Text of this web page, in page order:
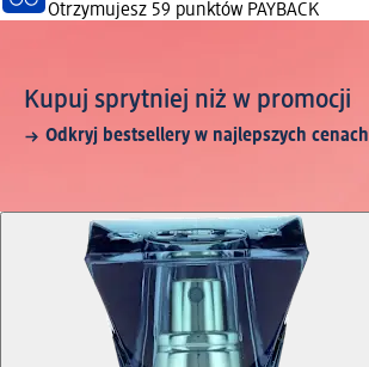
Otrzymujesz 59 punktów PAYBACK
Kupuj sprytniej niż w promocji
Odkryj bestsellery w najlepszych cenach